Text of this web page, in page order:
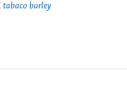
tabaco burley